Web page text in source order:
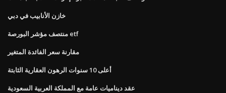
خازن الأنابيب في دبي
منتصف مؤشر البورصة etf
مقارنة سعر الفائدة المتغير
أعلى 10 سنوات الرهون العقارية الثابتة
عقد ديناميات عامة مع المملكة العربية السعودية